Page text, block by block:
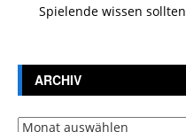
Spielende wissen sollten
ARCHIV
Archiv